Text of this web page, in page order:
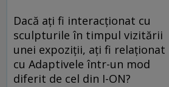
Dacă ați fi interacționat cu
sculpturile în timpul vizitării
unei expoziții, ați fi relaționat
cu Adaptivele într-un mod
diferit de cel din I-ON?